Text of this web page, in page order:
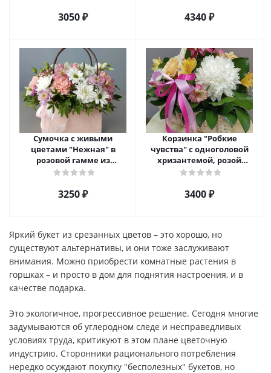
3050 ₽ 4340 ₽
Сумочка с живыми
цветами "Нежная" в
розовой гамме из
кустовой хризантемы,
3250 ₽
Корзинка "Робкие
чувства" с одноголовой
хризантемой, розой
Эквадор и альстромерией
3400 ₽
Яркий букет из срезанных цветов – это хорошо, но
существуют альтернативы, и они тоже заслуживают
внимания. Можно приобрести комнатные растения в
горшках – и просто в дом для поднятия настроения, и в
качестве подарка.
Это экологичное, прогрессивное решение. Сегодня многие
задумываются об углеродном следе и несправедливых
условиях труда, критикуют в этом плане цветочную
индустрию. Сторонники рационального потребления
нередко осуждают покупку "бесполезных" букетов, но